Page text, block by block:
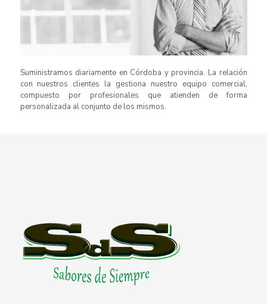
Suministramos diariamente en Córdoba y provincia. La relación
con nuestros clientes la gestiona nuestro equipo comercial,
compuesto por profesionales que atienden de forma
personalizada al conjunto de los mismos.